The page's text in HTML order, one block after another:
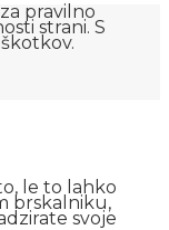
pravilno
strani. S
le to lahko
brskalniku,
svoje